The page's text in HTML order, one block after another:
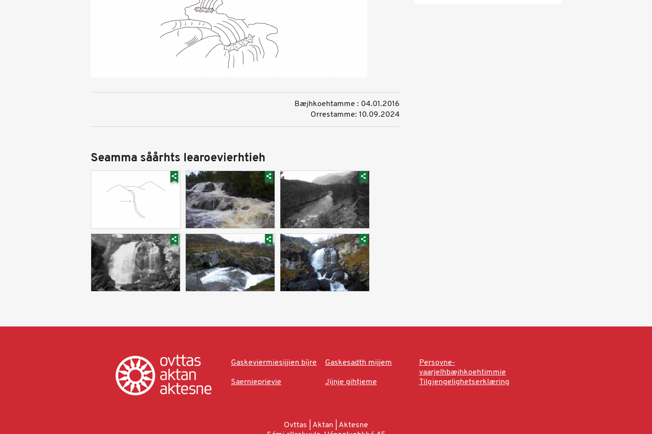
Bæjhkoehtamme : 04.01.2016
Orrestamme: 10.09.2024
Seamma såårhts learoevierhtieh
Gaskeviermiesijjien bïjre Gaskesadth mijjem
Persovne-
vaarjelhbæjhkoehtimmie
Saernieprievie
Jïjnje gihtjeme Tilgjengelighetserklæring
Ovttas | Aktan | Aktesne